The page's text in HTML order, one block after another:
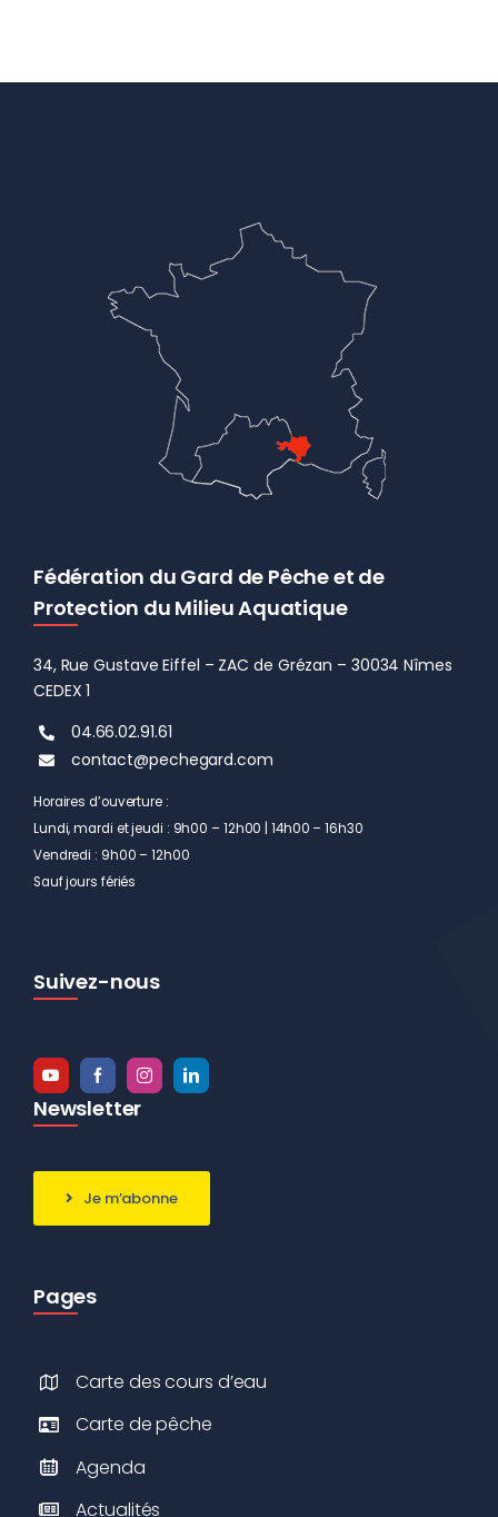
Fédération du Gard de Pêche et de
Protection du Milieu Aquatique
34, Rue Gustave Eiffel – ZAC de Grézan – 30034 Nîmes
CEDEX 1
04.66.02.91.61
contact@pechegard.com
Horaires d’ouverture :
Lundi, mardi et jeudi : 9h00 – 12h00 | 14h00 – 16h30
Vendredi : 9h00 – 12h00
Sauf jours fériés
Suivez-nous
Newsletter
Je m’abonne
Pages
Carte des cours d’eau
Carte de pêche
Agenda
Actualités